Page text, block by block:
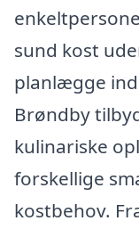
sund kost
planlægge
Brøndby
kulinariske
forskellige
kostbehov.